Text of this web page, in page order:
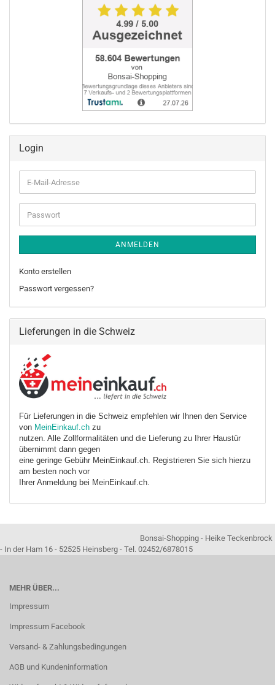
Login
E-
Mail-
Adresse
Passwort
ANMELDEN
Konto erstellen
Passwort vergessen?
Lieferungen in die Schweiz
Für Lieferungen in die Schweiz empfehlen wir Ihnen den Service
von MeinEinkauf.ch zu
nutzen. Alle Zollformalitäten und die Lieferung zu Ihrer Haustür
übernimmt dann gegen
eine geringe Gebühr MeinEinkauf.ch. Registrieren Sie sich hierzu
am besten noch vor
Ihrer Anmeldung bei MeinEinkauf.ch.
Bonsai-Shopping - Heike Teckenbrock
- In der Ham 16 - 52525 Heinsberg - Tel. 02452/6878015
MEHR ÜBER...
Impressum
Impressum Facebook
Versand- & Zahlungsbedingungen
AGB und Kundeninformation